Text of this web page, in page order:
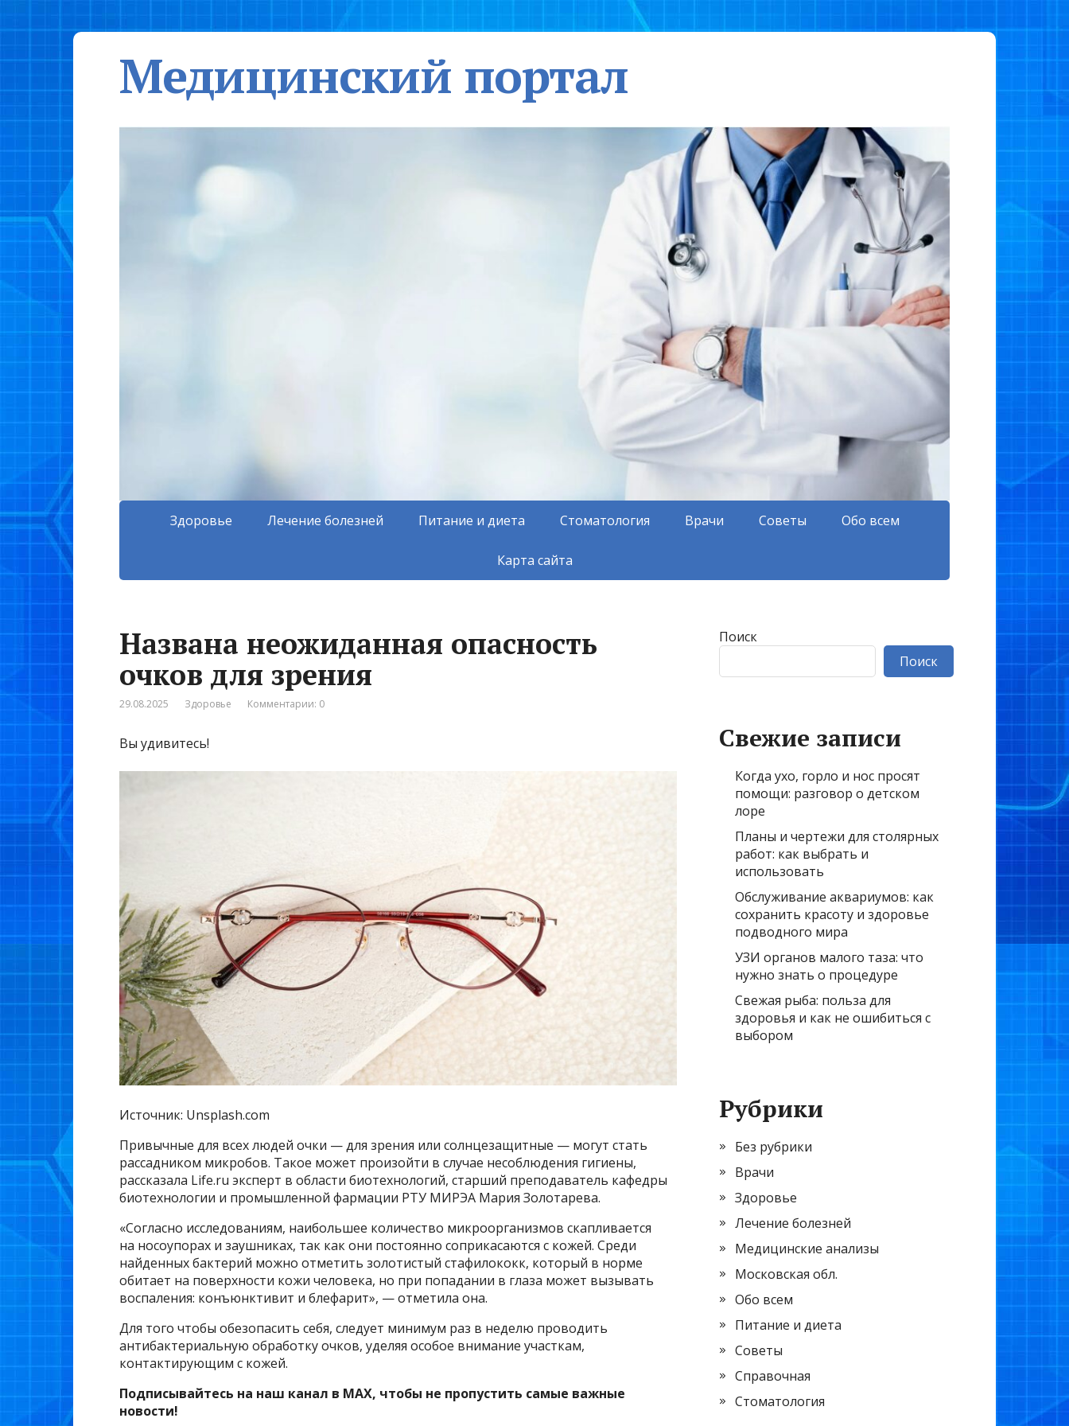
Медицинский портал
Здоровье Лечение болезней Питание и диета Стоматология Врачи Советы Обо всем
Карта сайта
Названа неожиданная опасность
очков для зрения
29.08.2025 Здоровье Комментарии: 0
Вы удивитесь!
Источник: Unsplash.com
Привычные для всех людей очки — для зрения или солнцезащитные — могут стать
рассадником микробов. Такое может произойти в случае несоблюдения гигиены,
рассказала Life.ru эксперт в области биотехнологий, старший преподаватель кафедры
биотехнологии и промышленной фармации РТУ МИРЭА Мария Золотарева.
«Согласно исследованиям, наибольшее количество микроорганизмов скапливается
на носоупорах и заушниках, так как они постоянно соприкасаются с кожей. Среди
найденных бактерий можно отметить золотистый стафилококк, который в норме
обитает на поверхности кожи человека, но при попадании в глаза может вызывать
воспаления: конъюнктивит и блефарит», — отметила она.
Для того чтобы обезопасить себя, следует минимум раз в неделю проводить
антибактериальную обработку очков, уделяя особое внимание участкам,
контактирующим с кожей.
Подписывайтесь на наш канал в MAX, чтобы не пропустить самые важные
новости!
Поиск
Поиск
Свежие записи
Когда ухо, горло и нос просят
помощи: разговор о детском
лоре
Планы и чертежи для столярных
работ: как выбрать и
использовать
Обслуживание аквариумов: как
сохранить красоту и здоровье
подводного мира
УЗИ органов малого таза: что
нужно знать о процедуре
Свежая рыба: польза для
здоровья и как не ошибиться с
выбором
Рубрики
Без рубрики
Врачи
Здоровье
Лечение болезней
Медицинские анализы
Московская обл.
Обо всем
Питание и диета
Советы
Справочная
Стоматология